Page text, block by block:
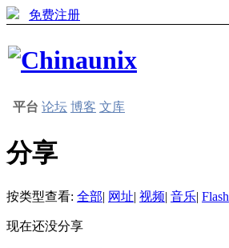
免费注册
平台 论坛 博客 文库
分享
按类型查看: 全部| 网址| 视频| 音乐| Flash
现在还没分享